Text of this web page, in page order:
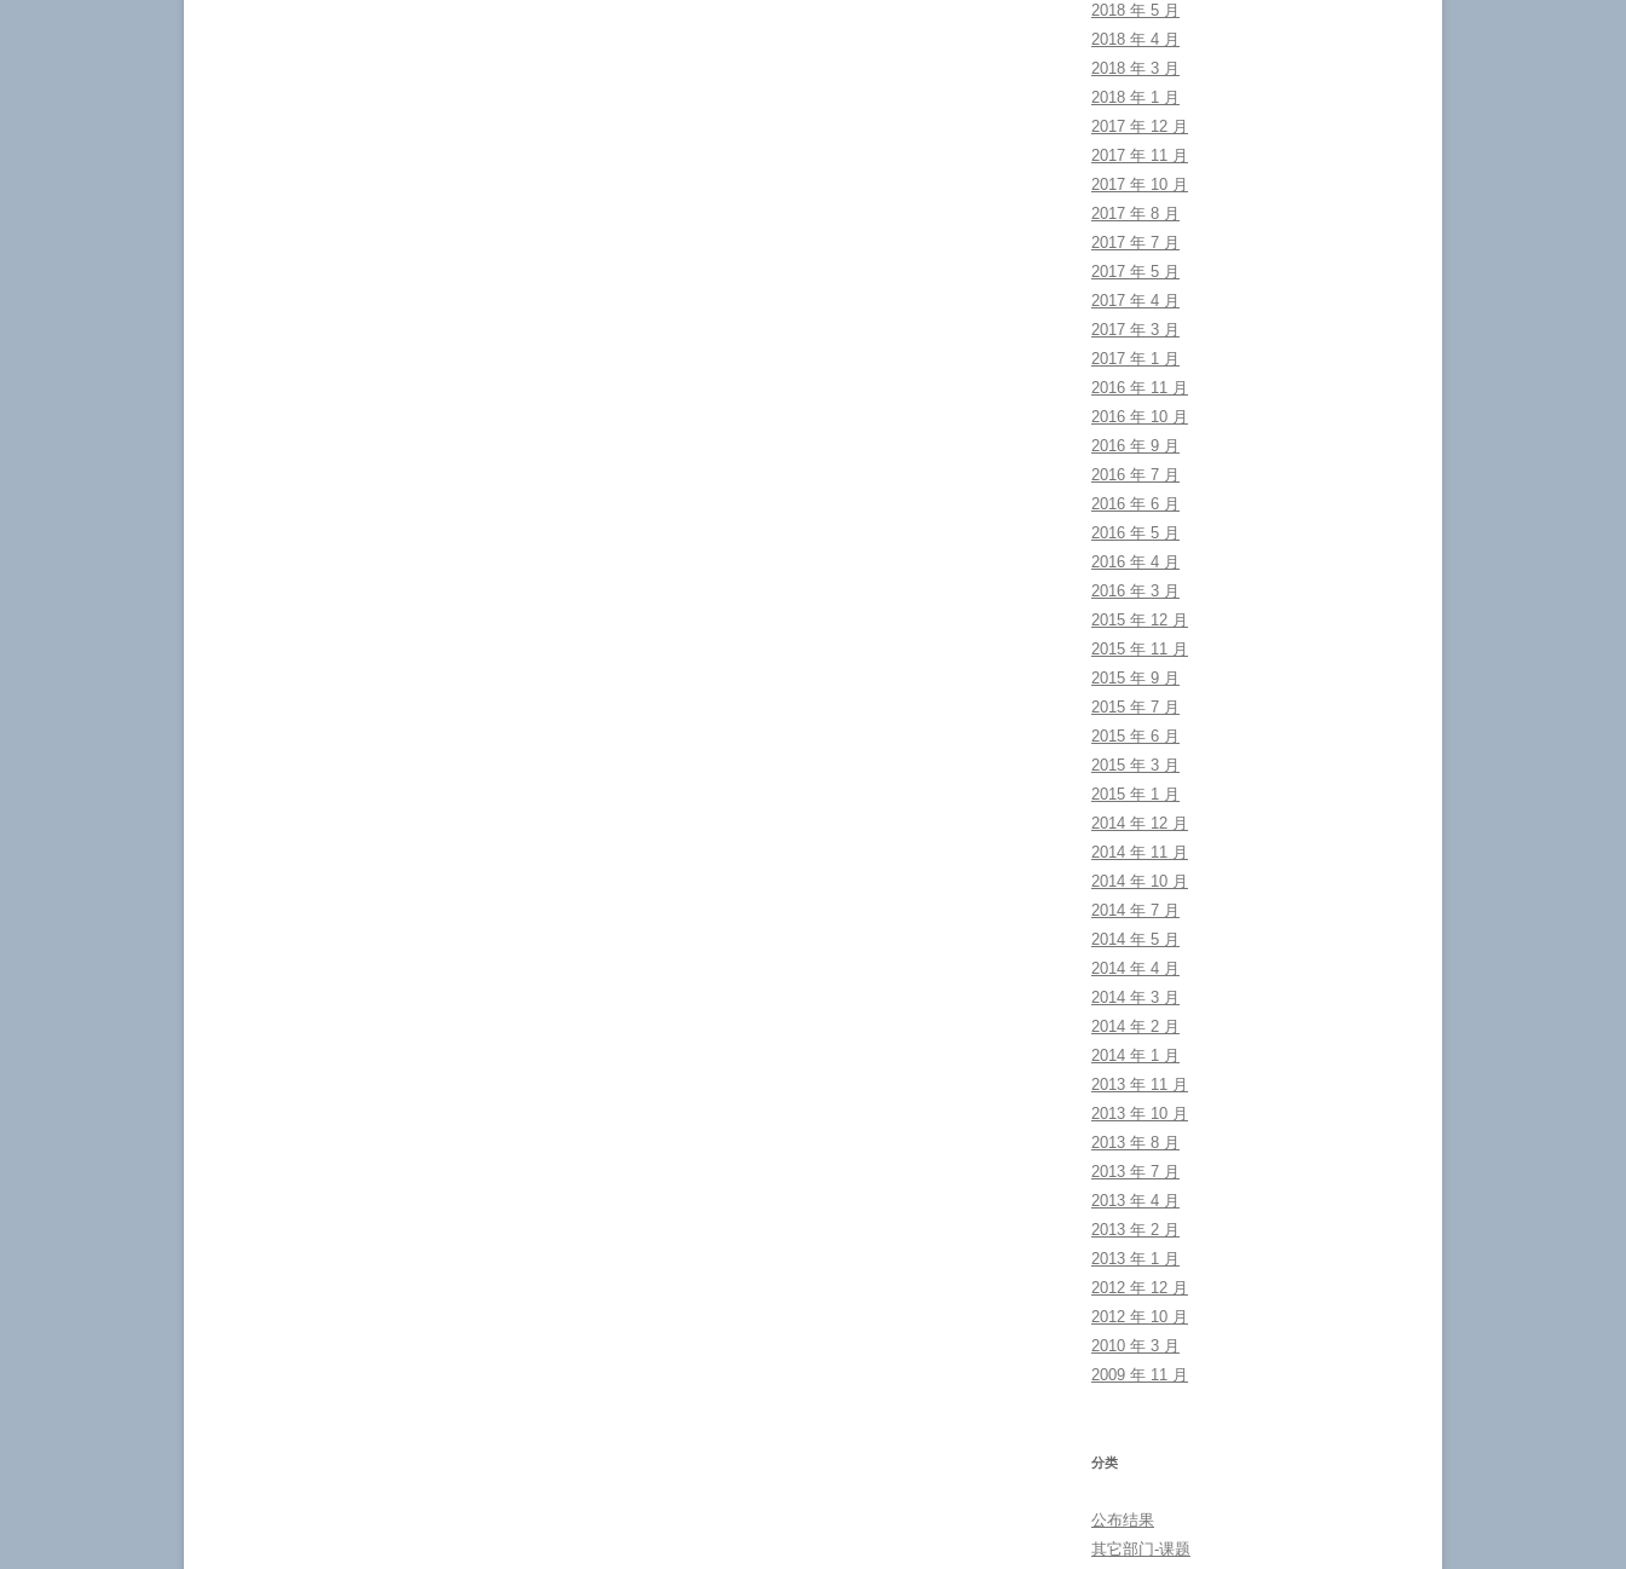
2018 年 5 月
2018 年 4 月
2018 年 3 月
2018 年 1 月
2017 年 12 月
2017 年 11 月
2017 年 10 月
2017 年 8 月
2017 年 7 月
2017 年 5 月
2017 年 4 月
2017 年 3 月
2017 年 1 月
2016 年 11 月
2016 年 10 月
2016 年 9 月
2016 年 7 月
2016 年 6 月
2016 年 5 月
2016 年 4 月
2016 年 3 月
2015 年 12 月
2015 年 11 月
2015 年 9 月
2015 年 7 月
2015 年 6 月
2015 年 3 月
2015 年 1 月
2014 年 12 月
2014 年 11 月
2014 年 10 月
2014 年 7 月
2014 年 5 月
2014 年 4 月
2014 年 3 月
2014 年 2 月
2014 年 1 月
2013 年 11 月
2013 年 10 月
2013 年 8 月
2013 年 7 月
2013 年 4 月
2013 年 2 月
2013 年 1 月
2012 年 12 月
2012 年 10 月
2010 年 3 月
2009 年 11 月
分类
公布结果
其它部门-课题